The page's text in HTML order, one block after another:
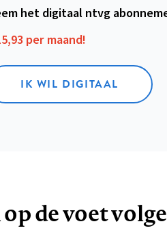
het digitaal ntvg
per maand!
IK WIL DIGITAAL
de voet